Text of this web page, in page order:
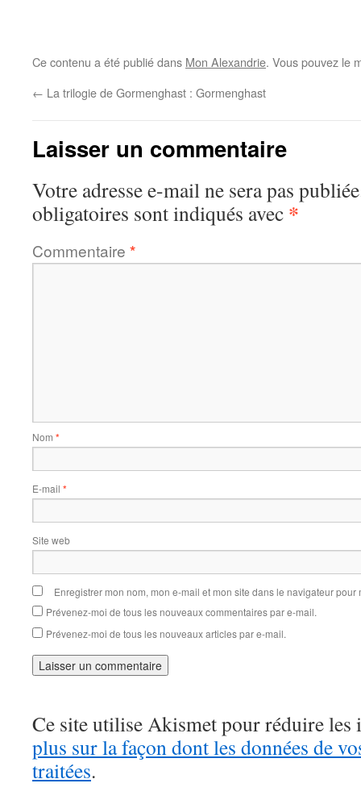
Ce contenu a été publié dans Mon Alexandrie. Vous pouvez le
← La trilogie de Gormenghast : Gormenghast
Laisser un commentaire
Votre adresse e-mail ne sera pas
obligatoires sont indiqués avec *
Commentaire *
Nom *
E-mail *
Site web
Enregistrer mon nom, mon e-mail et mon site dans le navigateur
Prévenez-moi de tous les nouveaux commentaires par e-mail.
Prévenez-moi de tous les nouveaux articles par e-mail.
Ce site utilise Akismet pour réduire les
plus sur la façon dont les données de
traitées.